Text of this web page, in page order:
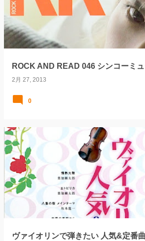
ROCK AND READ 046 シンコーミ
2月 27, 2013
0
ヴァイオリンで弾きたい 人気&定番